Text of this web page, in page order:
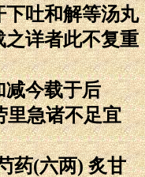
吐和解等汤丸
详者此不复重
减今载于后
里急诸不足宜
药(六两) 炙甘